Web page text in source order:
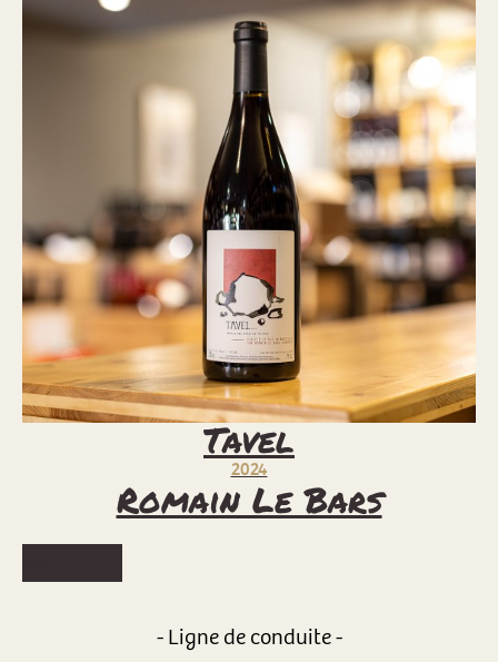
Tavel
2024
Romain Le Bars
- Ligne de conduite -